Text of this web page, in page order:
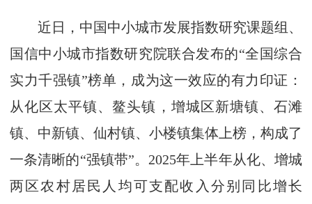
近日，中国中小城市发展指数研究课题组、
国信中小城市指数研究院联合发布的“全国综合
实力千强镇”榜单，成为这一效应的有力印证：
从化区太平镇、鳌头镇，增城区新塘镇、石滩
镇、中新镇、仙村镇、小楼镇集体上榜，构成了
一条清晰的“强镇带”。2025年上半年从化、增城
两区农村居民人均可支配收入分别同比增长